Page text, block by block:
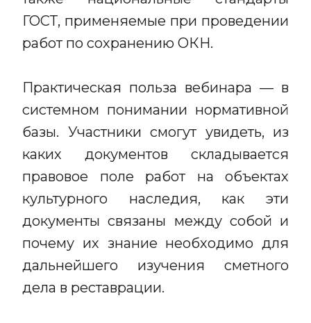
ГОСТ, применяемые при проведении
работ по сохранению ОКН.
Практическая польза вебинара — в
системном понимании нормативной
базы. Участники смогут увидеть, из
каких документов складывается
правовое поле работ на объектах
культурного наследия, как эти
документы связаны между собой и
почему их знание необходимо для
дальнейшего изучения сметного
дела в реставрации.